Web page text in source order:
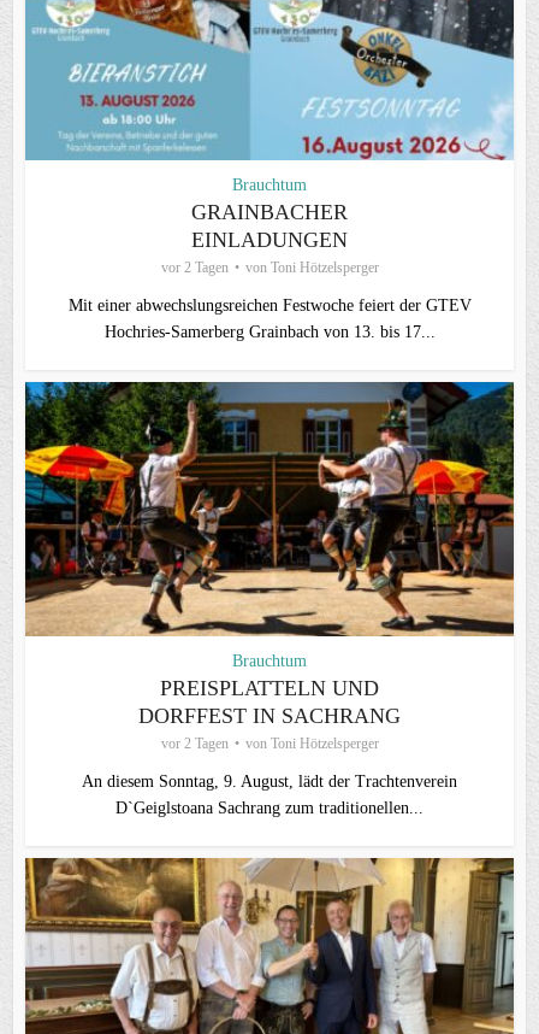
Brauchtum
GRAINBACHER
EINLADUNGEN
vor 2 Tagen von Toni Hötzelsperger
Mit einer abwechslungsreichen Festwoche feiert der GTEV
Hochries-Samerberg Grainbach von 13. bis 17...
Brauchtum
PREISPLATTELN UND
DORFFEST IN SACHRANG
vor 2 Tagen von Toni Hötzelsperger
An diesem Sonntag, 9. August, lädt der Trachtenverein
D`Geiglstoana Sachrang zum traditionellen...